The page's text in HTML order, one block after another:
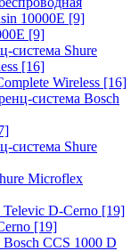
10000E [9]
[9]
система Shure
[16]
Wireless [16]
система Bosch
система Shure
Microflex
Televic D-Cerno [19]
[19]
CCS 1000 D